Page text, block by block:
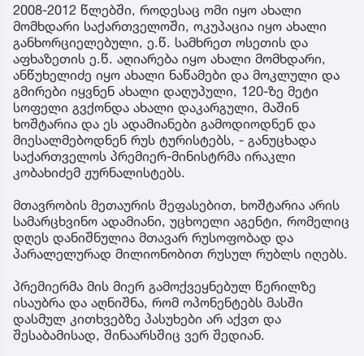
2008-2012 წლებში, როდესაც ომი იყო ახალი
მომხდარი საქართველოში, ოკუპაცია იყო ახალი
განხორციელებული, ე.წ. სამხრეთ ოსეთის და
აფხაზეთის ე.წ. აღიარება იყო ახალი მომხდარი,
ანწუხელიძე იყო ახალი ნაწამები და მოკლული და
გმირები იყვნენ ახალი დაღუპული, 120-ზე მეტი
სოფელი გვქონდა ახალი დაკარგული, მაშინ
ხოშტარია და ეს ადამიანები გამოდიოდნენ და
მიესალმებოდნენ რუს ტურისტებს, - განუცხადა
საქართველოს პრემიერ-მინისტრმა ირაკლი
კობახიძემ ჟურნალისტებს.
მთავრობის მეთაურის შეფასებით, ხოშტარია არის
სამარცხვინო ადამიანი, უცხოელი აგენტი, რომელიც
დღეს დანიშნულია მთავარ რუსოფობად და
პარალელურად მილიონობით რუსულ რუბლს იღებს.
პრემიერმა მის მიერ გამოქვეყნებულ წერილზე
ისაუბრა და აღნიშნა, რომ ოპონენტებს მასში
დასმულ კითხვებზე პასუხები არ აქვთ და
შესაბამისად, შინაარსშიც ვერ შედიან.